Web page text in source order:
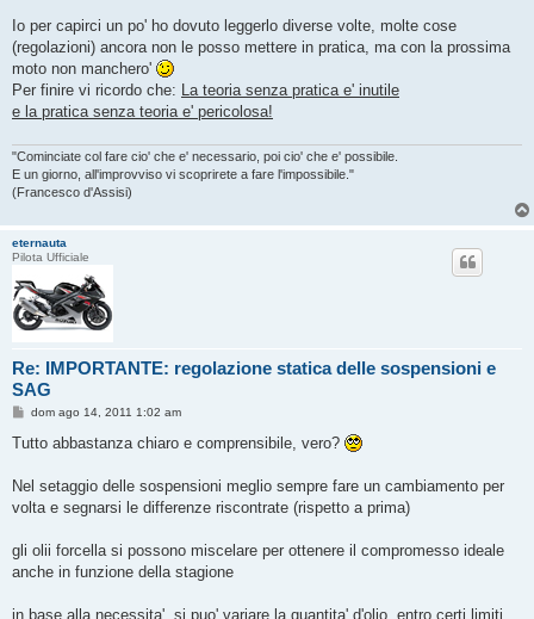
Io per capirci un po' ho dovuto leggerlo diverse volte, molte cose
(regolazioni) ancora non le posso mettere in pratica, ma con la prossima
moto non manchero'
Per finire vi ricordo che: La teoria senza pratica e' inutile
e la pratica senza teoria e' pericolosa!
"Cominciate col fare cio' che e' necessario, poi cio' che e' possibile.
E un giorno, all'improvviso vi scoprirete a fare l'impossibile."
(Francesco d'Assisi)
eternauta
Pilota Ufficiale
Re: IMPORTANTE: regolazione statica delle sospensioni e
SAG
M
s
g
i
dom ago 14, 2011 1:02 am
Tutto abbastanza chiaro e comprensibile, vero?
Nel setaggio delle sospensioni meglio sempre fare un cambiamento per
volta e segnarsi le differenze riscontrate (rispetto a prima)
gli olii forcella si possono miscelare per ottenere il compromesso ideale
anche in funzione della stagione
in base alla necessita', si puo' variare la quantita' d'olio, entro certi limiti